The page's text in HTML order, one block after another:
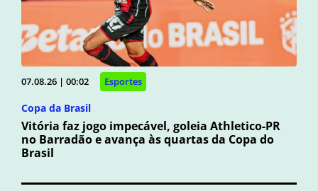
07.08.26 | 00:02 Esportes
Copa da Brasil
Vitória faz jogo impecável, goleia Athletico-PR
no Barradão e avança às quartas da Copa do
Brasil